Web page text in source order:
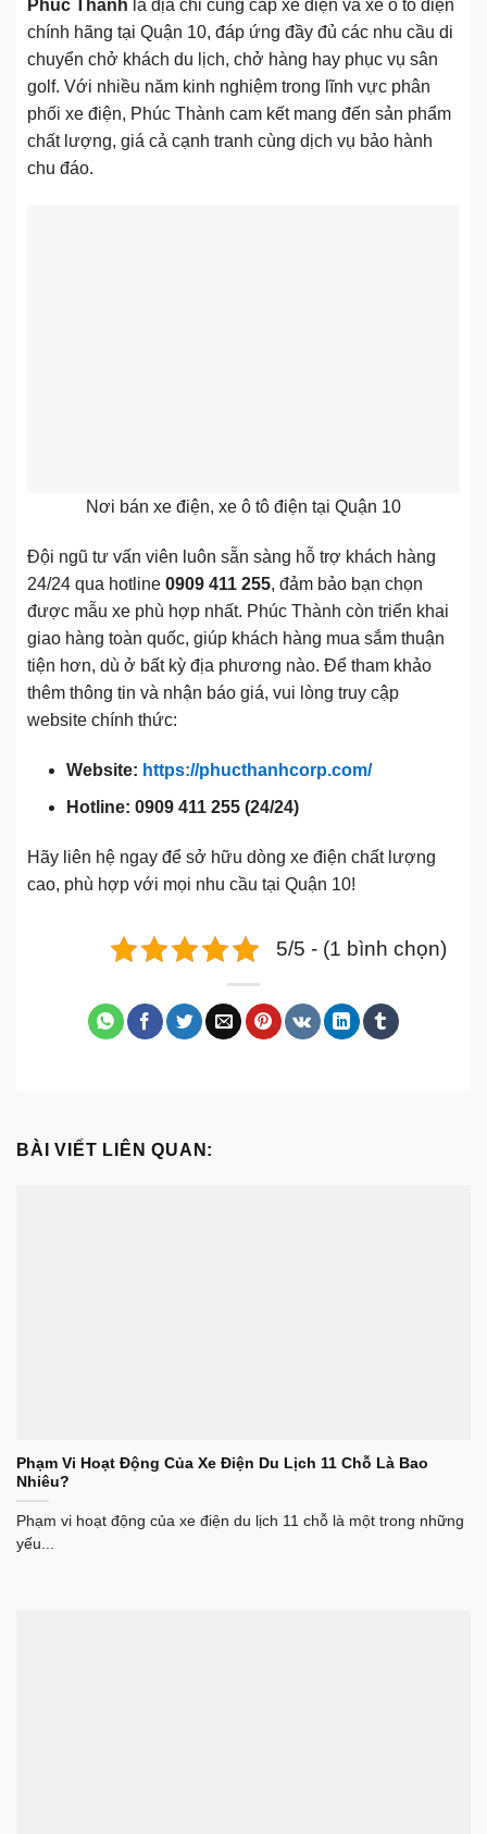
Phúc Thành là địa chỉ cung cấp xe điện và xe ô tô điện
chính hãng tại Quận 10, đáp ứng đầy đủ các nhu cầu di
chuyển chở khách du lịch, chở hàng hay phục vụ sân
golf. Với nhiều năm kinh nghiệm trong lĩnh vực phân
phối xe điện, Phúc Thành cam kết mang đến sản phẩm
chất lượng, giá cả cạnh tranh cùng dịch vụ bảo hành
chu đáo.
Nơi bán xe điện, xe ô tô điện tại Quận 10
Đội ngũ tư vấn viên luôn sẵn sàng hỗ trợ khách hàng
24/24 qua hotline 0909 411 255, đảm bảo bạn chọn
được mẫu xe phù hợp nhất. Phúc Thành còn triển khai
giao hàng toàn quốc, giúp khách hàng mua sắm thuận
tiện hơn, dù ở bất kỳ địa phương nào. Để tham khảo
thêm thông tin và nhận báo giá, vui lòng truy cập
website chính thức:
Website: https://phucthanhcorp.com/
Hotline: 0909 411 255 (24/24)
Hãy liên hệ ngay để sở hữu dòng xe điện chất lượng
cao, phù hợp với mọi nhu cầu tại Quận 10!
5/5 - (1 bình chọn)
BÀI VIẾT LIÊN QUAN:
Phạm Vi Hoạt Động Của Xe Điện Du Lịch 11 Chỗ Là Bao
Nhiêu?
Phạm vi hoạt động của xe điện du lịch 11 chỗ là một trong những
yếu...